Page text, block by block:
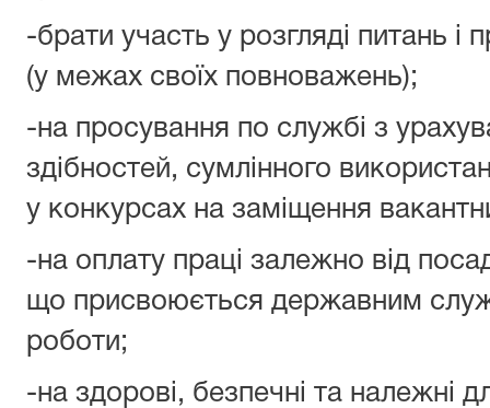
-брати участь у розгляді питань і
(у межах своїх повноважень);
-на просування по службі з
здібностей, сумлінного
у конкурсах на заміщення
-на оплату праці залежно від
що присвоюється державним
роботи;
-на здорові, безпечні та належні